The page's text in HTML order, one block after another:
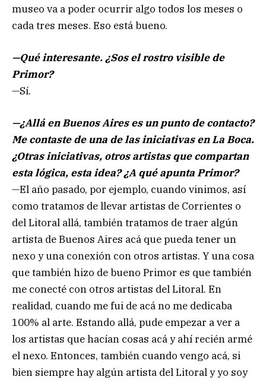
museo va a poder ocurrir algo todos los meses o
cada tres meses. Eso está bueno.
—Qué interesante. ¿Sos el rostro visible de
Primor?
—Sí.
—¿Allá en Buenos Aires es un punto de contacto?
Me contaste de una de las iniciativas en La Boca.
¿Otras iniciativas, otros artistas que compartan
esta lógica, esta idea? ¿A qué apunta Primor?
—El año pasado, por ejemplo, cuando vinimos, así
como tratamos de llevar artistas de Corrientes o
del Litoral allá, también tratamos de traer algún
artista de Buenos Aires acá que pueda tener un
nexo y una conexión con otros artistas. Y una cosa
que también hizo de bueno Primor es que también
me conecté con otros artistas del Litoral. En
realidad, cuando me fui de acá no me dedicaba
100% al arte. Estando allá, pude empezar a ver a
los artistas que hacían cosas acá y ahí recién armé
el nexo. Entonces, también cuando vengo acá, si
bien siempre hay algún artista del Litoral y yo soy